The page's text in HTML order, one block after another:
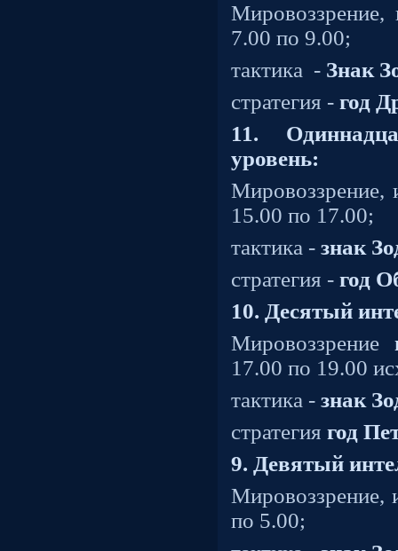
7.00 по 9.00;
тактика - Знак
стратегия - год
11.
уровень:
Мировоззрение,
15.00 по 17.00;
тактика - знак
стратегия - год
10. Десятый
Мировоззрение
17.00 по 19.00
тактика - знак
стратегия год
9. Девятый
Мировоззрение,
по 5.00;